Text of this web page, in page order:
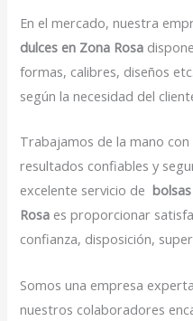
En el mercado, nuestra
dulces en Zona Rosa
formas, calibres, diseños
según la necesidad del
Trabajamos de la mano
resultados confiables y
excelente servicio de
Rosa es proporcionar
confianza, disposición,
Somos una empresa
nuestros colaboradores